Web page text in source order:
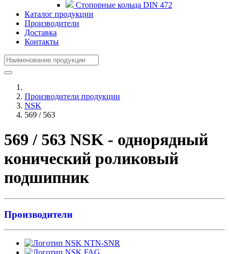
Стопорные кольца DIN 472
Каталог продукции
Производители
Доставка
Контакты
Производители продукции
NSK
569 / 563
569 / 563 NSK - однорядный
конический роликовый
подшипник
Производители
NTN-SNR